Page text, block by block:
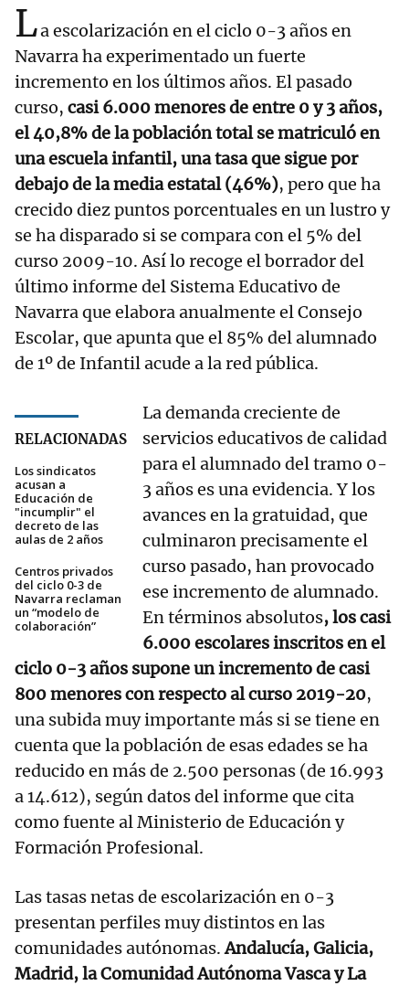
La escolarización en el ciclo 0-3 años en
Navarra ha experimentado un fuerte
incremento en los últimos años. El pasado
curso, casi 6.000 menores de entre 0 y 3 años,
el 40,8% de la población total se matriculó en
una escuela infantil, una tasa que sigue por
debajo de la media estatal (46%), pero que ha
crecido diez puntos porcentuales en un lustro y
se ha disparado si se compara con el 5% del
curso 2009-10. Así lo recoge el borrador del
último informe del Sistema Educativo de
Navarra que elabora anualmente el Consejo
Escolar, que apunta que el 85% del alumnado
de 1º de Infantil acude a la red pública.
RELACIONADAS
Los sindicatos
acusan a
Educación de
"incumplir" el
decreto de las
aulas de 2 años
Centros privados
del ciclo 0-3 de
Navarra reclaman
un “modelo de
colaboración”
La demanda creciente de
servicios educativos de calidad
para el alumnado del tramo 0-
3 años es una evidencia. Y los
avances en la gratuidad, que
culminaron precisamente el
curso pasado, han provocado
ese incremento de alumnado.
En términos absolutos, los casi
6.000 escolares inscritos en el
ciclo 0-3 años supone un incremento de casi
800 menores con respecto al curso 2019-20,
una subida muy importante más si se tiene en
cuenta que la población de esas edades se ha
reducido en más de 2.500 personas (de 16.993
a 14.612), según datos del informe que cita
como fuente al Ministerio de Educación y
Formación Profesional.
Las tasas netas de escolarización en 0-3
presentan perfiles muy distintos en las
comunidades autónomas.Andalucía, Galicia,
Madrid, la Comunidad Autónoma Vasca y La